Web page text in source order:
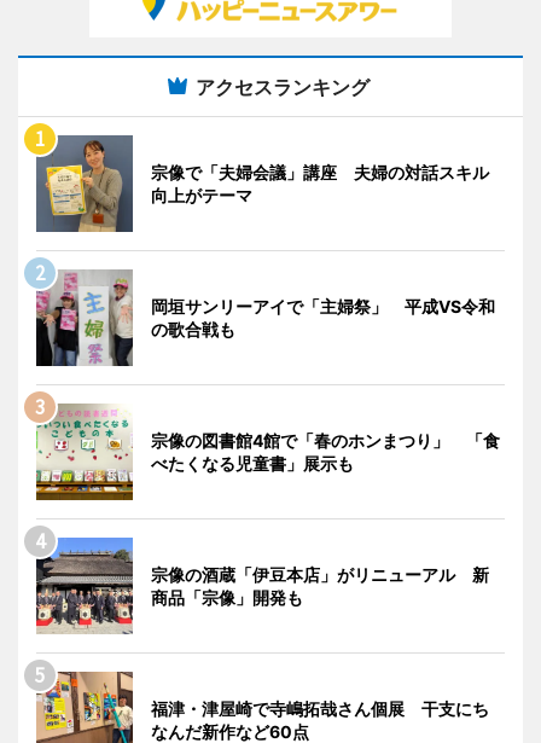
アクセスランキング
宗像で「夫婦会議」講座 夫婦の対話スキル
向上がテーマ
岡垣サンリーアイで「主婦祭」 平成VS令和
の歌合戦も
宗像の図書館4館で「春のホンまつり」 「食
べたくなる児童書」展示も
宗像の酒蔵「伊豆本店」がリニューアル 新
商品「宗像」開発も
福津・津屋崎で寺嶋拓哉さん個展 干支にち
なんだ新作など60点